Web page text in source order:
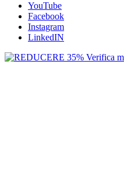
YouTube
Facebook
Instagram
LinkedIN